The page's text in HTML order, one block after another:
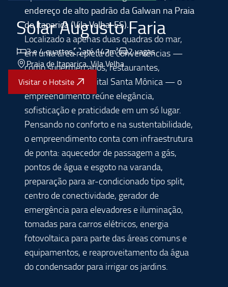
Solar Augusto Faria
3 e 4 quartos até 147m²
2 vagas
Praia de Itaparica, Vila Velha
Visitar o Hotsite
endereço de alto padrão da Galwan na Praia
de Itaparica (Vila Velha-ES).
Localizado a apenas duas quadras do mar,
em uma área repleta de conveniências —
como supermercados, restaurantes,
farmácias e o Hospital Santa Mônica — o
empreendimento reúne elegância,
sofisticação e praticidade em um só lugar.
Pensando no conforto e na sustentabilidade,
o empreendimento conta com infraestrutura
de ponta: aquecedor de passagem a gás,
pontos de água e esgoto na varanda,
preparação para ar-condicionado tipo split,
centro de conectividade, gerador de
emergência para elevadores e iluminação,
tomadas para carros elétricos, energia
fotovoltaica para parte das áreas comuns e
equipamentos, e reaproveitamento da água
do condensador para irrigar os jardins.